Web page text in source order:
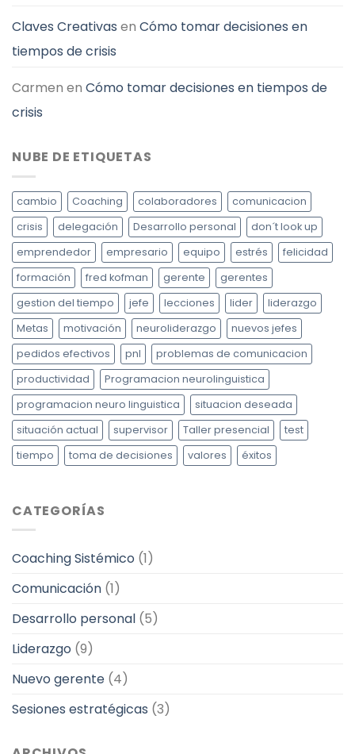
Claves Creativas en Cómo tomar decisiones en
tiempos de crisis
Carmen en Cómo tomar decisiones en tiempos de
crisis
NUBE DE ETIQUETAS
cambio Coaching colaboradores
comunicacion
crisis
delegación Desarrollo personal
don´t look up
emprendedor
empresario equipo estrés
felicidad
formación
fred kofman gerente
gerentes
gestion del tiempo
jefe lecciones lider
liderazgo
Metas
motivación neuroliderazgo
nuevos jefes
pedidos efectivos
pnl
problemas de comunicacion
productividad
Programacion neurolinguistica
programacion neuro linguistica
situacion deseada
situación actual
supervisor Taller presencial
test
tiempo
toma de decisiones valores éxitos
CATEGORÍAS
Coaching Sistémico (1)
Comunicación (1)
Desarrollo personal (5)
Liderazgo (9)
Nuevo gerente (4)
Sesiones estratégicas (3)